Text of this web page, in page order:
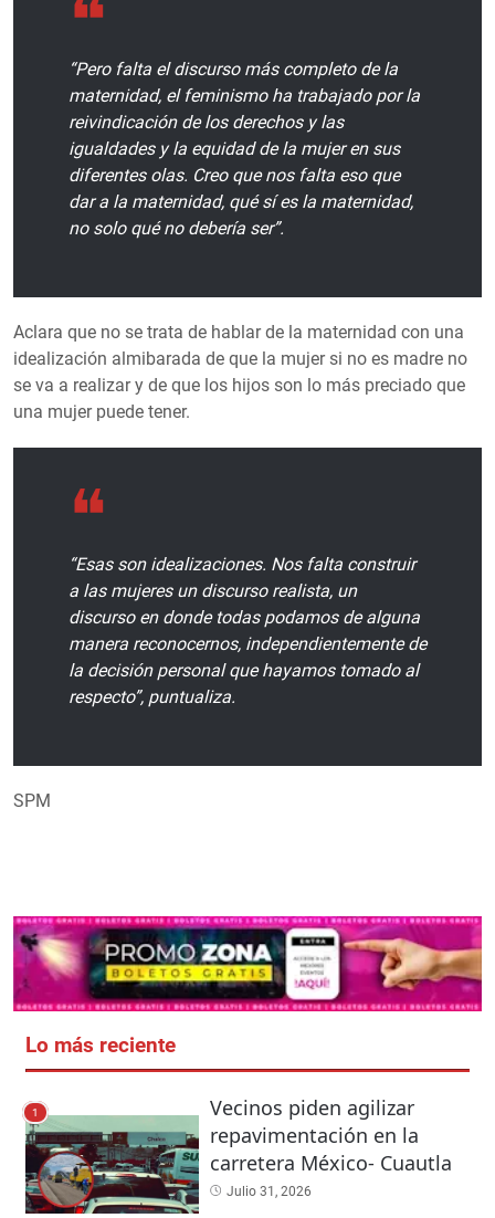
“Pero falta el discurso más completo de la
maternidad, el feminismo ha trabajado por la
reivindicación de los derechos y las
igualdades y la equidad de la mujer en sus
diferentes olas. Creo que nos falta eso que
dar a la maternidad, qué sí es la maternidad,
no solo qué no debería ser”.
Aclara que no se trata de hablar de la maternidad con una
idealización almibarada de que la mujer si no es madre no
se va a realizar y de que los hijos son lo más preciado que
una mujer puede tener.
“Esas son idealizaciones. Nos falta construir
a las mujeres un discurso realista, un
discurso en donde todas podamos de alguna
manera reconocernos, independientemente de
la decisión personal que hayamos tomado al
respecto”, puntualiza.
SPM
Lo más reciente
1
Vecinos piden agilizar
repavimentación en la
carretera México- Cuautla
Julio 31, 2026